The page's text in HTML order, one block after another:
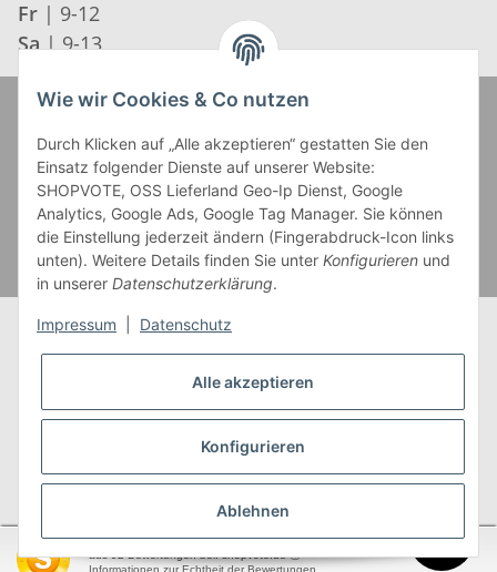
Fr | 9-12
Sa | 9-13
* Alle Preise inkl. gesetzlicher USt., zzgl.Versand
** Gilt für Lieferungen innerhalb Deutschlands,
Lieferzeiten für andere Länder entnehmen Sie bitte
Versandkostenübersicht
garnwelt.de
Wie wir Cookies & Co nutzen
Durch Klicken auf „Alle akzeptieren“ gestatten Sie den
Einsatz folgender Dienste auf unserer Website:
SHOPVOTE, OSS Lieferland Geo-Ip Dienst, Google
Analytics, Google Ads, Google Tag Manager. Sie können
die Einstellung jederzeit ändern (Fingerabdruck-Icon links
unten). Weitere Details finden Sie unter Konfigurieren und
in unserer Datenschutzerklärung.
Impressum Datenschutz
Alle akzeptieren
Konfigurieren
Ablehnen
SEHR GUT (4.95 / 5)
aus92Bewertungen bei: shopvote.de ⓘ
Informationen zur Echtheit der Bewertungen